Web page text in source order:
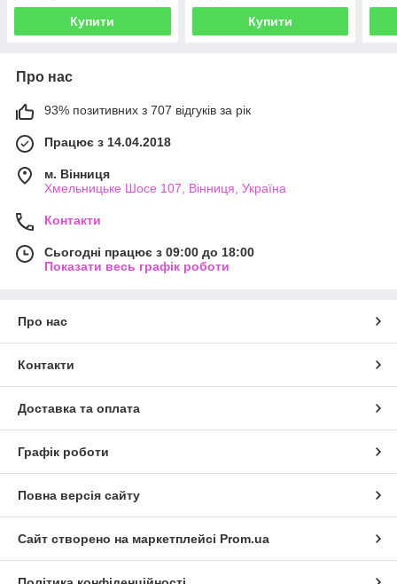
Купити Купити
Про нас
93% позитивних з 707 відгуків за рік
Працює з 14.04.2018
м. Вінниця
Хмельницьке Шосе 107, Вінниця, Україна
Контакти
Сьогодні працює з 09:00 до 18:00
Показати весь графік роботи
Про нас
Контакти
Доставка та оплата
Графік роботи
Повна версія сайту
Сайт створено на маркетплейсі Prom.ua